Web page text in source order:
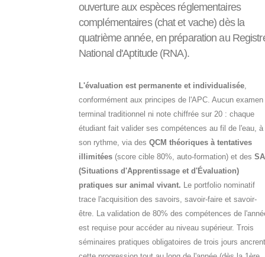
ouverture aux espèces réglementaires
complémentaires (chat et vache) dès la
quatrième année, en préparation au
National d'Aptitude (RNA).
L'évaluation est permanente et individualisée
conformément aux principes de l'APC. Aucun examen
terminal traditionnel ni note chiffrée sur 20 : chaque
étudiant fait valider ses compétences au fil de l'eau, à
son rythme, via des QCM théoriques à tentatives
illimitées (score cible 80%, auto-formation) et des
(Situations d'Apprentissage et d'Évaluation)
pratiques sur animal vivant. Le portfolio nominatif
trace l'acquisition des savoirs, savoir-faire et savoir-
être. La validation de 80% des compétences de
est requise pour accéder au niveau supérieur. Trois
séminaires pratiques obligatoires de trois jours ancrent